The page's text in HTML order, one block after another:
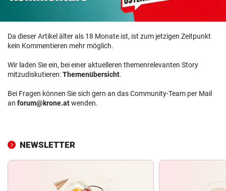
Da dieser Artikel älter als 18 Monate ist, ist zum jetzigen Zeitpunkt
kein Kommentieren mehr möglich.
Wir laden Sie ein, bei einer aktuelleren themenrelevanten Story
mitzudiskutieren:Themenübersicht.
Bei Fragen können Sie sich gern an das Community-Team per Mail
an forum@krone.atwenden.
NEWSLETTER